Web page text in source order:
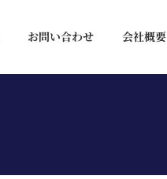
お問い合わせ 会社概要